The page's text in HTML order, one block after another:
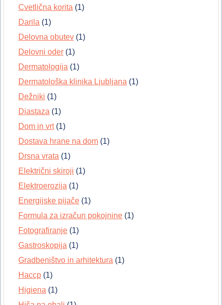
Cvetlična korita (1)
Darila (1)
Delovna obutev (1)
Delovni oder (1)
Dermatologija (1)
Dermatološka klinika Ljubljana (1)
Dežniki (1)
Diastaza (1)
Dom in vrt(1)
Dostava hrane na dom (1)
Drsna vrata (1)
Električni skiroji (1)
Elektroerozija (1)
Energijske pijače (1)
Formula za izračun pokojnine (1)
Fotografiranje (1)
Gastroskopija (1)
Gradbeništvo in arhitektura (1)
Haccp (1)
Higiena (1)